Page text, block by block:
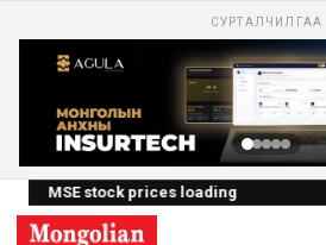
СУРТАЛЧИЛГАА
MSE stock prices loading